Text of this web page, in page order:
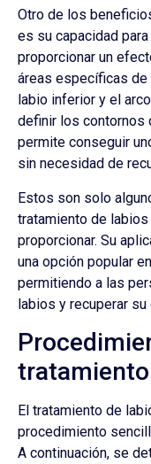
Otro de los
es su capacidad
proporcionar un
áreas específicas de
labio inferior y el
definir los contornos
permite conseguir
sin necesidad de
Estos son solo
tratamiento de
proporcionar. Su
una opción popular
permitiendo a las
labios y recuperar
El tratamiento de
procedimiento
A continuación, se